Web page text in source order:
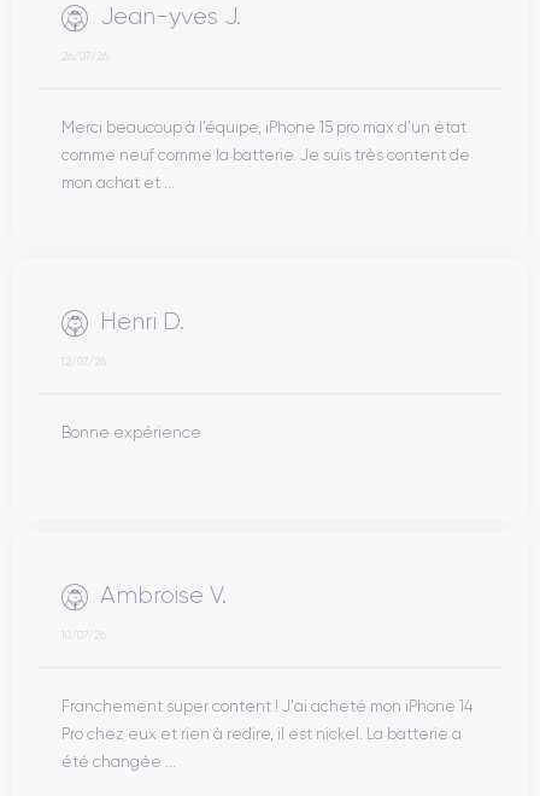
Jean-yves J.
26/07/26
Merci beaucoup à l’équipe, iPhone 15 pro max d’un état
comme neuf comme la batterie. Je suis très content de
mon achat et ...
Henri D.
12/07/26
Bonne expérience
Ambroise V.
10/07/26
Franchement super content ! J'ai acheté mon iPhone 14
Pro chez eux et rien à redire, il est nickel. La batterie a
été changée ...